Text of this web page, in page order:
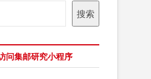
搜索
问集邮研究小程序